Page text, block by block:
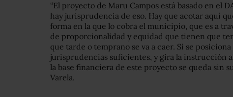
“El proyecto de Maru Campos está basado en el
hay jurisprudencia de eso. Hay que acotar aquí
forma en la que lo cobra el municipio, que es a
de proporcionalidad y equidad que tienen que
que tarde o temprano se va a caer. Si se
jurisprudencias suficientes, y gira la instrucción
la base financiera de este proyecto se queda sin
Varela.